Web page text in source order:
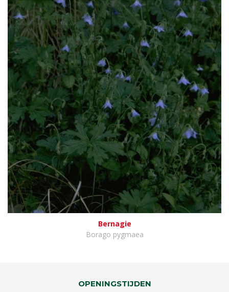
Bernagie
Borago pygmaea
OPENINGSTIJDEN